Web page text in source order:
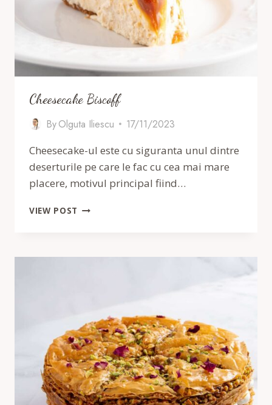
Cheesecake Biscoff
ByOlguta Iliescu
17/11/2023
Cheesecake-ul este cu siguranta unul dintre
deserturile pe care le fac cu cea mai mare
placere, motivul principal fiind…
VIEW POST CHEESECAKE